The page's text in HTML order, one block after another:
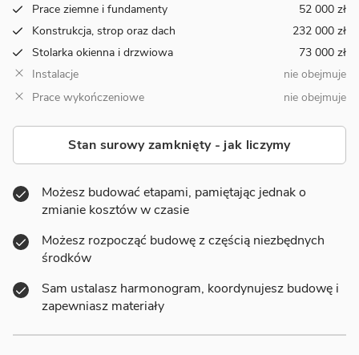
Prace ziemne i fundamenty
52 000 zł
Konstrukcja, strop oraz dach
232 000 zł
Stolarka okienna i drzwiowa
73 000 zł
Instalacje
nie obejmuje
Prace wykończeniowe
nie obejmuje
Stan surowy zamknięty - jak liczymy
Możesz budować etapami, pamiętając jednak o
zmianie kosztów w czasie
Możesz rozpocząć budowę z częścią niezbędnych
środków
Sam ustalasz harmonogram, koordynujesz budowę i
zapewniasz materiały